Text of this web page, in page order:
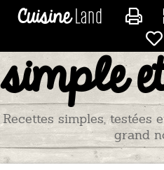
simple
Recettes simples, testées
grand